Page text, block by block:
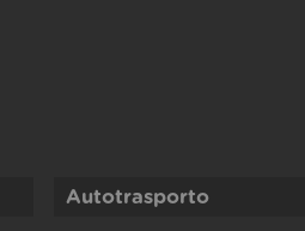
Autotrasporto